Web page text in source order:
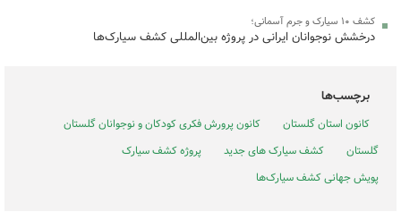
کشف ۱۰ سیارک و جرم آسمانی؛
درخشش نوجوانان ایرانی در پروژه بین‌المللی کشف سیارک‌ها
برچسب‌ها
کانون استان گلستان
کانون پرورش فکری کودکان و نوجوانان گلستان
گلستان
کشف سیارک های جدید
پروژه کشف سیارک
پویش جهانی کشف سیارک‌ها